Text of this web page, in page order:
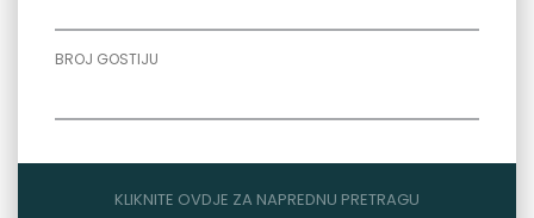
BROJ GOSTIJU
KLIKNITE OVDJE ZA NAPREDNU PRETRAGU